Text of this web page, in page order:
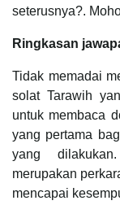
seterusnya?.
Ringkasan
Tidak memadai
solat Tarawih
untuk membaca
yang pertama
yang
merupakan
mencapai